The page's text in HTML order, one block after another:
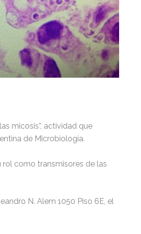
micosis”, actividad que
de Microbiología.
rol como transmisores de las
N. Alem 1050 Piso 6E, el